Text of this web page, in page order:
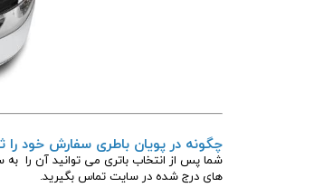
چگونه در پویان باطری سفارش خود را
شما پس از انتخاب باتری می توانید آن را
های درج شده در سایت تماس بگیرید.